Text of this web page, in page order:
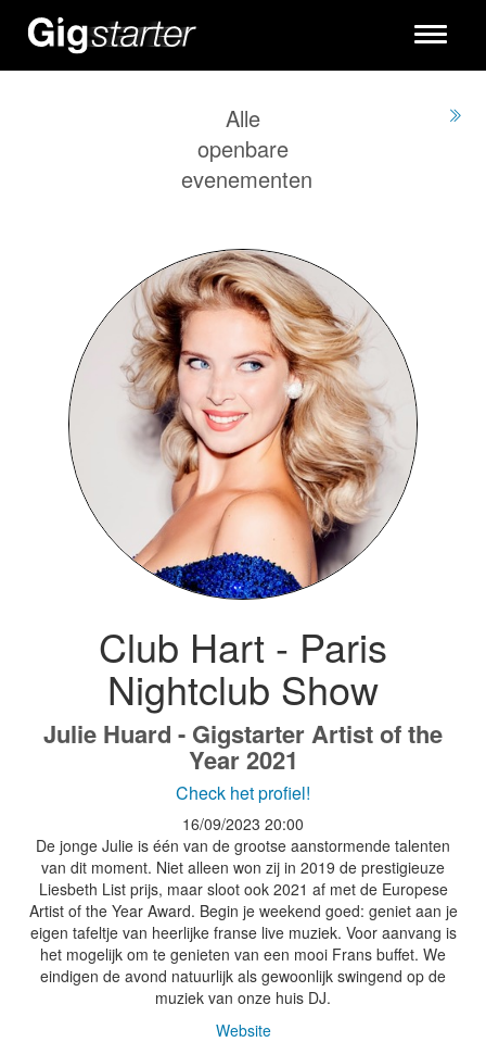
Toggle
Alle
openbare
evenementen
Club Hart - Paris
Nightclub Show
Julie Huard - Gigstarter Artist of the
Year 2021
Check het profiel!
16/09/2023 20:00
De jonge Julie is één van de grootse aanstormende talenten
van dit moment. Niet alleen won zij in 2019 de prestigieuze
Liesbeth List prijs, maar sloot ook 2021 af met de Europese
Artist of the Year Award. Begin je weekend goed: geniet aan je
eigen tafeltje van heerlijke franse live muziek. Voor aanvang is
het mogelijk om te genieten van een mooi Frans buffet. We
eindigen de avond natuurlijk als gewoonlijk swingend op de
muziek van onze huis DJ.
Website